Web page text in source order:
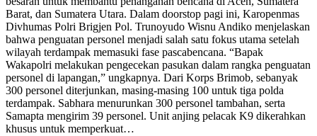
Barat, dan Sumatera Utara. Dalam doorstop pagi ini, Karopenmas
Divhumas Polri Brigjen Pol. Trunoyudo Wisnu Andiko menjelaskan
bahwa penguatan personel menjadi salah satu fokus utama setelah
wilayah terdampak memasuki fase pascabencana. “Bapak
Wakapolri melakukan pengecekan pasukan dalam rangka penguatan
personel di lapangan,” ungkapnya. Dari Korps Brimob, sebanyak
300 personel diterjunkan, masing-masing 100 untuk tiga polda
terdampak. Sabhara menurunkan 300 personel tambahan, serta
Samapta mengirim 39 personel. Unit anjing pelacak K9 dikerahkan
khusus untuk memperkuat…